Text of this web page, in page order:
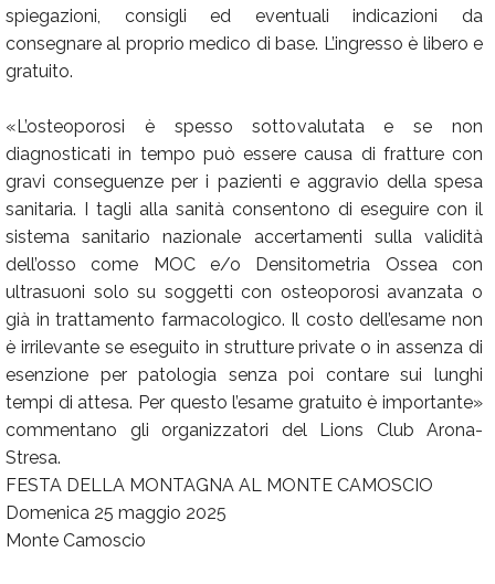
spiegazioni, consigli ed eventuali indicazioni da
consegnare al proprio medico di base. L’ingresso è libero e
gratuito.
«L’osteoporosi è spesso sottovalutata e se non
diagnosticati in tempo può essere causa di fratture con
gravi conseguenze per i pazienti e aggravio della spesa
sanitaria. I tagli alla sanità consentono di eseguire con il
sistema sanitario nazionale accertamenti sulla validità
dell’osso come MOC e/o Densitometria Ossea con
ultrasuoni solo su soggetti con osteoporosi avanzata o
già in trattamento farmacologico. Il costo dell’esame non
è irrilevante se eseguito in strutture private o in assenza di
esenzione per patologia senza poi contare sui lunghi
tempi di attesa. Per questo l’esame gratuito è importante»
commentano gli organizzatori del Lions Club Arona-
Stresa.
FESTA DELLA MONTAGNA AL MONTE CAMOSCIO
Domenica 25 maggio 2025
Monte Camoscio